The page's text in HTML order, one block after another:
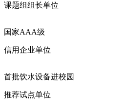
课题组组长单位
国家AAA级
信用企业单位
首批饮水设备进校园
推荐试点单位